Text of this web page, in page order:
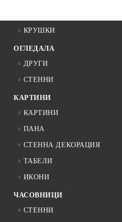
КРУШКИ
ОГЛЕДАЛА
ДРУГИ
СТЕННИ
КАРТИНИ
КАРТИНИ
ПАНА
СТЕННА ДЕКОРАЦИЯ
ТАБЕЛИ
ИКОНИ
ЧАСОВНИЦИ
СТЕННИ